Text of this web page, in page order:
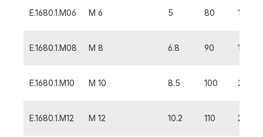
E.1680.1.M06 M 6 5 80 16
E.1680.1.M08 M 8 6.8 90 18
E.1680.1.M10 M 10 8.5 100 20
E.1680.1.M12 M 12 10.2 110 22